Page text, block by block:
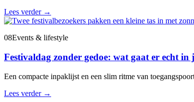
Lees verder →
08Events & lifestyle
Festivaldag zonder gedoe: wat gaat er echt in
Een compacte inpaklijst en een slim ritme van
Lees verder →